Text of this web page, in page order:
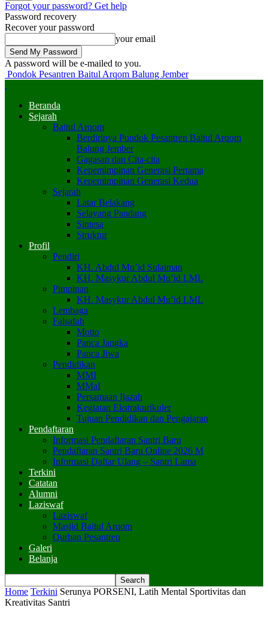
Forgot your password? Get help
Password recovery
Recover your password
your email
A password will be e-mailed to you.
Pondok Pesantren Baitul Arqom Balung Jember
Beranda
Sejarah
Baitul Arqom
Berdirinya Pondok Pesantren Baitul Arqom
Balung Jember
Gagasan dan Cita-cita
Kepemimpinan Generasi Pertama
Kepemimpinan Generasi Kedua
Sejarah
Latar Belakang
Selayang Pandang
Sintesa
Struktur
Profil
Pendiri
KH. Abdul Mu’id Sulaiman
KH. Masykur Abdul Mu’id LML
Pimpinan
KH. Masykur Abdul Mu’id LML
Lembaga
Falsafah
Motto
Panca Jangka
Panca Jiwa
Pendidikan
MMI
MMaI
Persamaan Ijazah
Kegiatan Ekstrakurikuler
Tujuan Pendidikan dan Pengajaran
Pendaftaran
Informasi Pendaftaran Santri Baru
Pendaftaran Santri Baru Online 2026 M
Informasi Daftar Ulang – Santri Lama
Terkini
Catatan
Alumni
Laziswaf
Laziswaf
Masjid Baitul Arqom
Qurban Pesantren
Galeri
Belanja
Home Terkini Serunya PORSENI, Latih Mental Sportivitas dan
Kreativitas Santri